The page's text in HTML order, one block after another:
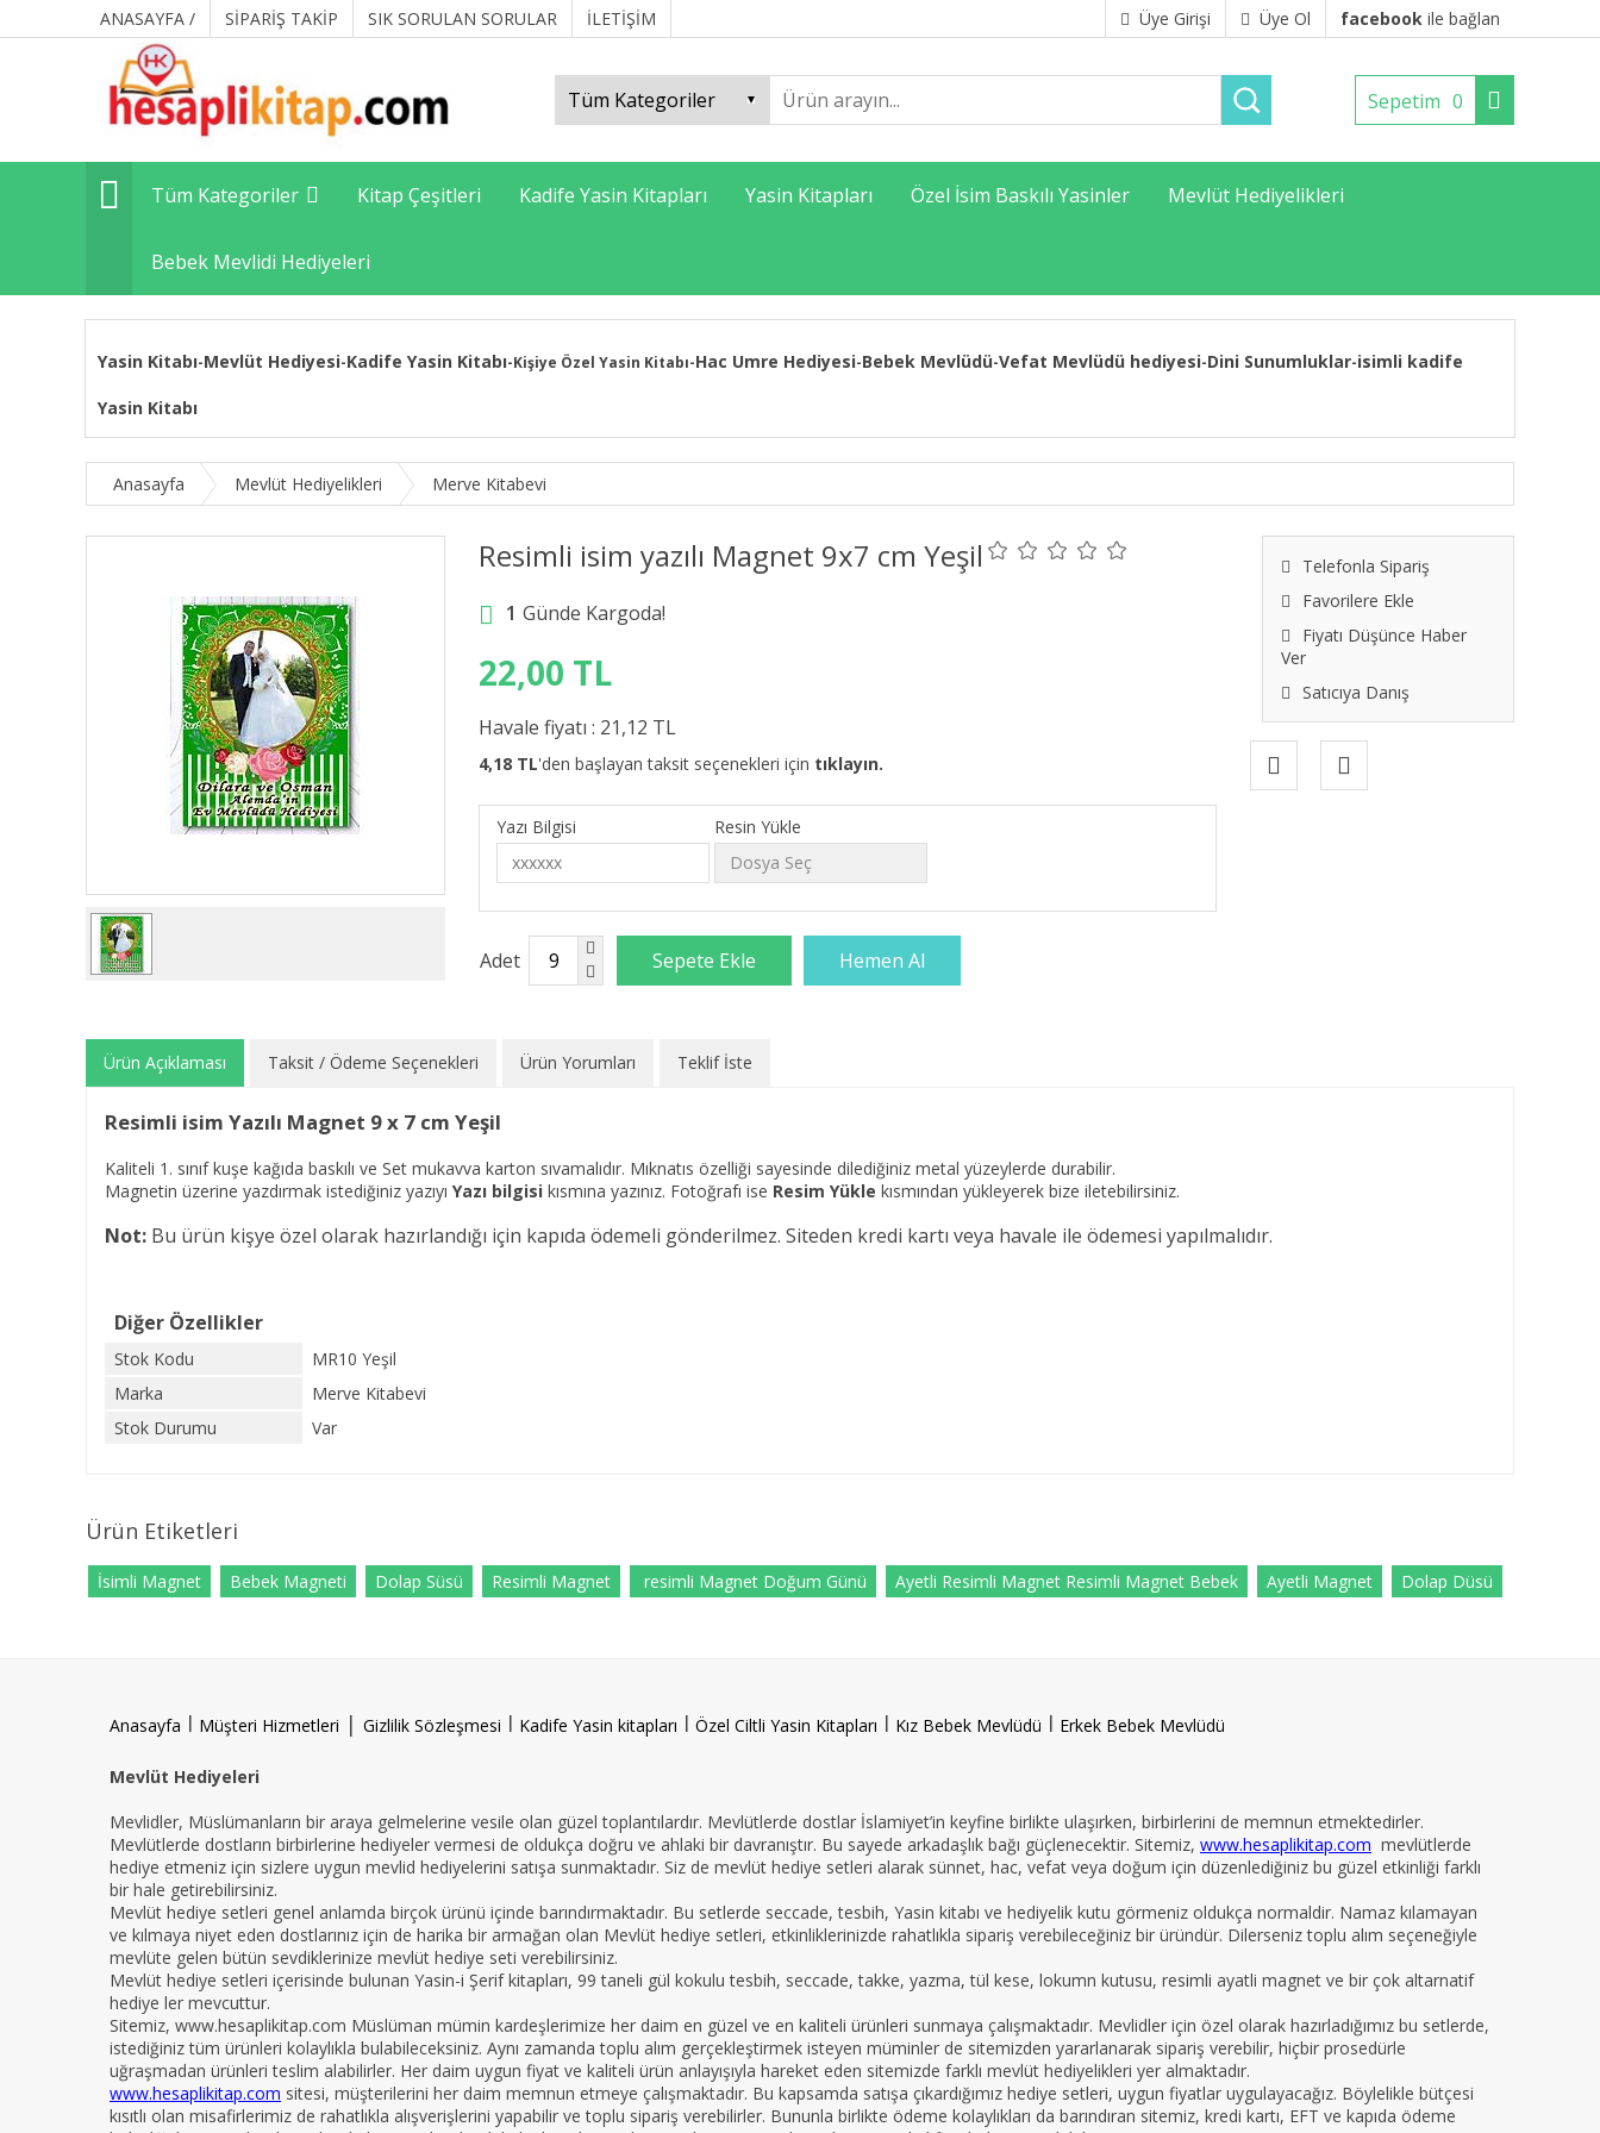
ANASAYFA / SİPARİŞ TAKİP SIK SORULAN SORULAR İLETİŞİM Üye Girişi Üye Ol facebook ile bağlan
Sepetim 0
Tüm Kategoriler Kitap Çeşitleri Kadife Yasin Kitapları Yasin Kitapları Özel İsim Baskılı Yasinler Mevlüt Hediyelikleri
Bebek Mevlidi Hediyeleri
Yasin Kitabı-Mevlüt Hediyesi-Kadife Yasin Kitabı-Kişiye Özel Yasin Kitabı-Hac Umre Hediyesi-Bebek Mevlüdü-Vefat Mevlüdü hediyesi-Dini Sunumluklar-isimli kadife
Yasin Kitabı
Anasayfa Mevlüt Hediyelikleri Merve Kitabevi
Resimli isim yazılı Magnet 9x7 cm Yeşil
Telefonla Sipariş
Favorilere Ekle
Fiyatı Düşünce Haber
Ver
Satıcıya Danış
1
22,00 TL
Havale fiyatı : 21,12 TL
4,18 TL'den başlayan taksit seçenekleri için tıklayın.
Yazı Bilgisi Resin Yükle
Adet
Ürün Açıklaması Taksit / Ödeme Seçenekleri Ürün Yorumları Teklif İste
Resimli isim Yazılı Magnet 9 x 7 cm Yeşil
Kaliteli 1. sınıf kuşe kağıda baskılı ve Set mukavva karton sıvamalıdır. Mıknatıs özelliği sayesinde dilediğiniz metal yüzeylerde durabilir.
Magnetin üzerine yazdırmak istediğiniz yazıyı Yazı bilgisi kısmına yazınız. Fotoğrafı ise Resim Yükle kısmından yükleyerek bize iletebilirsiniz.
Not: Bu ürün kişye özel olarak hazırlandığı için kapıda ödemeli gönderilmez. Siteden kredi kartı veya havale ile ödemesi yapılmalıdır.
Diğer Özellikler
Stok Kodu
MR10 Yeşil
Marka
Merve Kitabevi
Stok Durumu
Var
Ürün Etiketleri
İsimli Magnet Bebek Magneti Dolap Süsü Resimli Magnet resimli Magnet Doğum Günü Ayetli Resimli Magnet Resimli Magnet Bebek Ayetli Magnet Dolap Düsü
Anasayfa l Müşteri Hizmetleri | Gizlilik Sözleşmesi l Kadife Yasin kitapları l Özel Ciltli Yasin Kitapları l Kız Bebek Mevlüdü l Erkek Bebek Mevlüdü
Mevlüt Hediyeleri
Mevlidler, Müslümanların bir araya gelmelerine vesile olan güzel toplantılardır. Mevlütlerde dostlar İslamiyet’in keyfine birlikte ulaşırken, birbirlerini de memnun etmektedirler.
Mevlütlerde dostların birbirlerine hediyeler vermesi de oldukça doğru ve ahlaki bir davranıştır. Bu sayede arkadaşlık bağı güçlenecektir. Sitemiz, www.hesaplikitap.com mevlütlerde
hediye etmeniz için sizlere uygun mevlid hediyelerini satışa sunmaktadır. Siz de mevlüt hediye setleri alarak sünnet, hac, vefat veya doğum için düzenlediğiniz bu güzel etkinliği farklı
bir hale getirebilirsiniz.
Mevlüt hediye setleri genel anlamda birçok ürünü içinde barındırmaktadır. Bu setlerde seccade, tesbih, Yasin kitabı ve hediyelik kutu görmeniz oldukça normaldir. Namaz kılamayan
ve kılmaya niyet eden dostlarınız için de harika bir armağan olan Mevlüt hediye setleri, etkinliklerinizde rahatlıkla sipariş verebileceğiniz bir üründür. Dilerseniz toplu alım seçeneğiyle
mevlüte gelen bütün sevdiklerinize mevlüt hediye seti verebilirsiniz.
Mevlüt hediye setleri içerisinde bulunan Yasin-i Şerif kitapları, 99 taneli gül kokulu tesbih, seccade, takke, yazma, tül kese, lokumn kutusu, resimli ayatli magnet ve bir çok altarnatif
hediye ler mevcuttur.
Sitemiz, www.hesaplikitap.com Müslüman mümin kardeşlerimize her daim en güzel ve en kaliteli ürünleri sunmaya çalışmaktadır. Mevlidler için özel olarak hazırladığımız bu setlerde,
istediğiniz tüm ürünleri kolaylıkla bulabileceksiniz. Aynı zamanda toplu alım gerçekleştirmek isteyen müminler de sitemizden yararlanarak sipariş verebilir, hiçbir prosedürle
uğraşmadan ürünleri teslim alabilirler. Her daim uygun fiyat ve kaliteli ürün anlayışıyla hareket eden sitemizde farklı mevlüt hediyelikleri yer almaktadır.
www.hesaplikitap.com sitesi, müşterilerini her daim memnun etmeye çalışmaktadır. Bu kapsamda satışa çıkardığımız hediye setleri, uygun fiyatlar uygulayacağız. Böylelikle bütçesi
kısıtlı olan misafirlerimiz de rahatlıkla alışverişlerini yapabilir ve toplu sipariş verebilirler. Bununla birlikte ödeme kolaylıkları da barındıran sitemiz, kredi kartı, EFT ve kapıda ödeme